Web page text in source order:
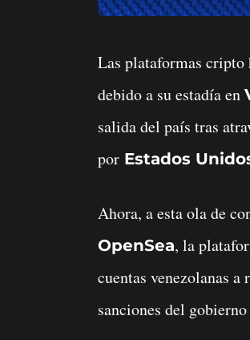
Las plataformas cripto han experimentado diversos problemas en los últimos días
debido a su estadía en
salida del país tras
por Estados
Ahora, a esta ola de
OpenSea, la
cuentas venezolanas
sanciones del